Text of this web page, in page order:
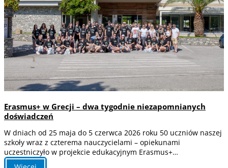
Erasmus+ w Grecji – dwa tygodnie niezapomnianych
doświadczeń
W dniach od 25 maja do 5 czerwca 2026 roku 50 uczniów naszej
szkoły wraz z czterema nauczycielami – opiekunami
uczestniczyło w projekcie edukacyjnym Erasmus+…